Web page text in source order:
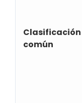
Clasificación
común